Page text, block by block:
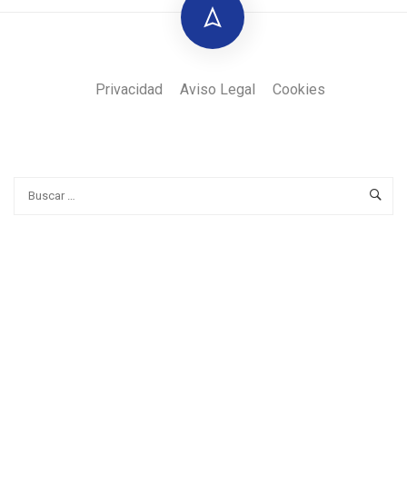
Privacidad Aviso Legal Cookies